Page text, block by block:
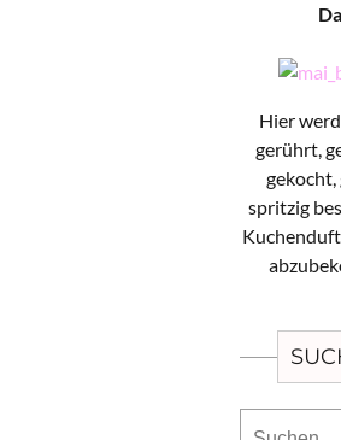
Hier
gerührt,
spritzig